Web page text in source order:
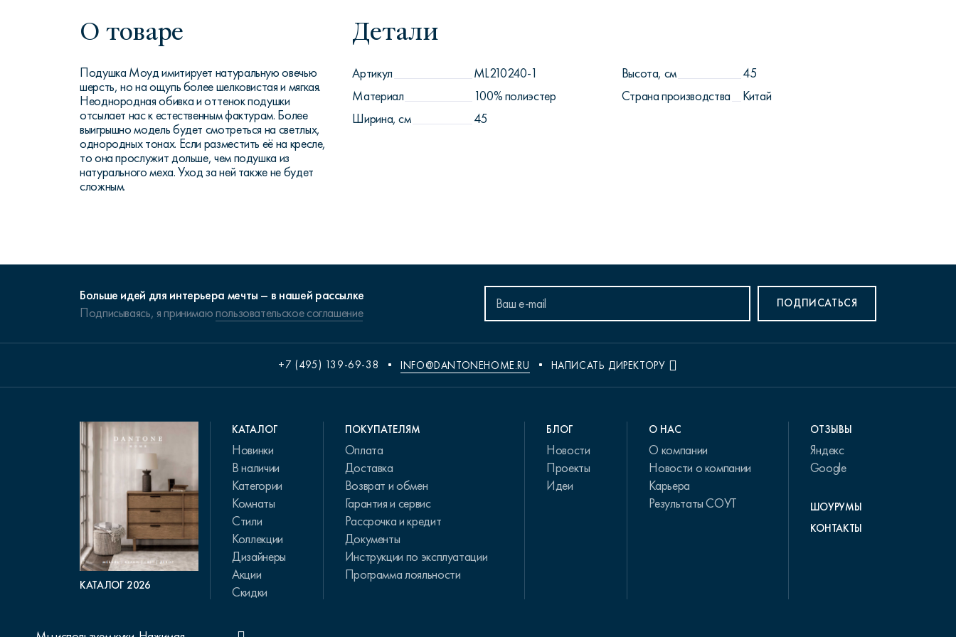
О товаре
Подушка Моуд имитирует натуральную овечью
шерсть, но на ощупь более шелковистая и мягкая.
Неоднородная обивка и оттенок подушки
отсылает нас к естественным фактурам. Более
выигрышно модель будет смотреться на светлых,
однородных тонах. Если разместить её на кресле,
то она прослужит дольше, чем подушка из
натурального меха. Уход за ней также не будет
сложным.
Детали
Артикул
ML210240-1
Материал
100% полиэстер
Ширина, см
45
Высота, см
45
Страна производства
Китай
Больше идей для интерьера мечты – в нашей рассылке
Подписываясь, я принимаюпользовательское соглашение
ПОДПИСАТЬСЯ
+7 (495) 139-69-38 INFO@DANTONEHOME.RU НАПИСАТЬ ДИРЕКТОРУ
КАТАЛОГ 2026
КАТАЛОГ
Новинки
В наличии
Категории
Комнаты
Стили
Коллекции
Дизайнеры
Акции
Скидки
ПОКУПАТЕЛЯМ
Оплата
Доставка
Возврат и обмен
Гарантия и сервис
Рассрочка и кредит
Документы
Инструкции по эксплуатации
Программа лояльности
БЛОГ
Новости
Проекты
Идеи
О НАС
О компании
Новости о компании
Карьера
Результаты СОУТ
ОТЗЫВЫ
Яндекс
Google
ШОУРУМЫ
КОНТАКТЫ